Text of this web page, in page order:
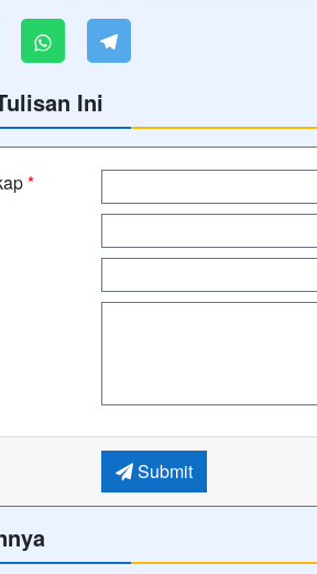
Ini
*
Submit